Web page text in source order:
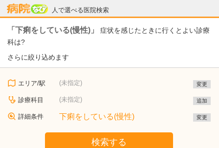
人で選べる医院検索
病院なび
「下痢をしている(慢性)」
症状を感じたときに行くとよい診療
科は?
さらに絞り込めます
エリア/駅 (未指定) 変更
診療科目 (未指定) 追加
詳細条件 下痢をしている(慢性) 変更
検索する